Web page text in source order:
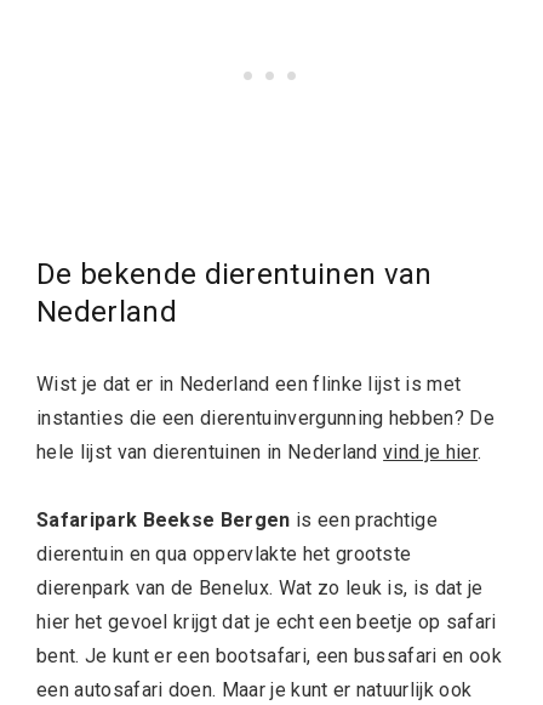
De bekende dierentuinen van
Nederland
Wist je dat er in Nederland een flinke lijst is met
instanties die een dierentuinvergunning hebben? De
hele lijst van dierentuinen in Nederlandvind je hier.
Safaripark Beekse Bergen is een prachtige
dierentuin en qua oppervlakte het grootste
dierenpark van de Benelux. Wat zo leuk is, is dat je
hier het gevoel krijgt dat je echt een beetje op safari
bent. Je kunt er een bootsafari, een bussafari en ook
een autosafari doen. Maar je kunt er natuurlijk ook